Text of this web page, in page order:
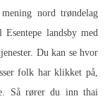
nord trøndelag
landsby med
Du kan se hvor
folk har klikket på,
Så rører du inn thai